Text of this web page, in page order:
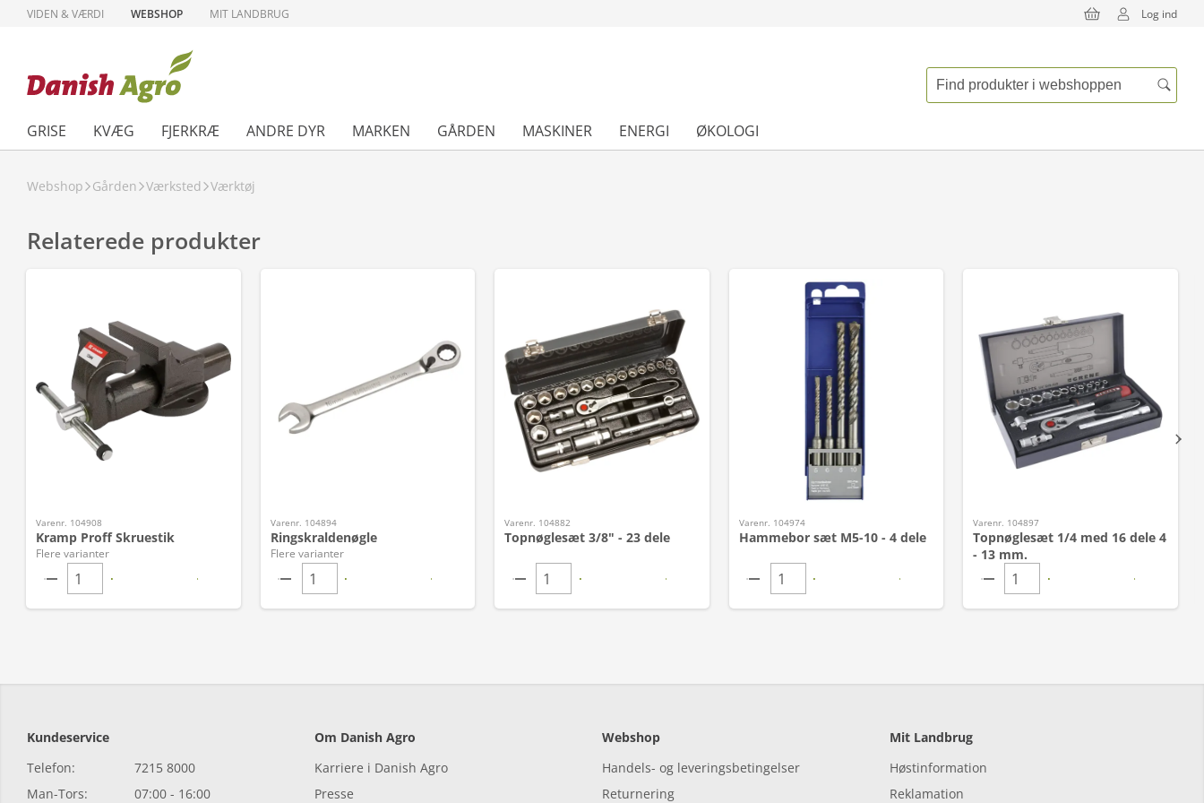
VIDEN & VÆRDI WEBSHOP MIT LANDBRUG Log ind
GRISE KVÆG FJERKRÆ ANDRE DYR MARKEN GÅRDEN MASKINER ENERGI ØKOLOGI
Webshop Gården Værksted Værktøj
Relaterede produkter
Varenr. 104908
Kramp Proff Skruestik
Flere varianter
Varenr. 104894
Ringskraldenøgle
Flere varianter
Varenr. 104882
Topnøglesæt 3/8" - 23 dele
Varenr. 104974
Hammebor sæt M5-10 - 4 dele
Varenr. 104897
Topnøglesæt 1/4 med 16 dele 4
- 13 mm.
Kundeservice
Telefon:
7215 8000
Man-Tors:
07:00 - 16:00
Om Danish Agro
Karriere i Danish Agro
Presse
Webshop
Handels- og leveringsbetingelser
Returnering
Mit Landbrug
Høstinformation
Reklamation